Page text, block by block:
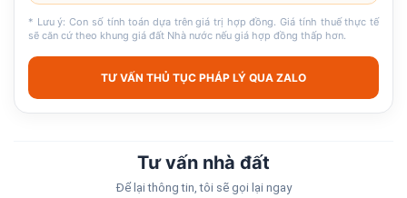
* Lưu ý: Con số tính toán dựa trên giá trị hợp đồng. Giá tính thuế thực tế
sẽ căn cứ theo khung giá đất Nhà nước nếu giá hợp đồng thấp hơn.
TƯ VẤN THỦ TỤC PHÁP LÝ QUA ZALO
Tư vấn nhà đất
Để lại thông tin, tôi sẽ gọi lại ngay